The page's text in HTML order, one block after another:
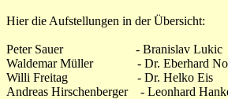
Hier die Aufstellungen in der Übersicht:
Peter Sauer -
Waldemar Müller - Dr. Eberhard
Willi Freitag - Dr.
Andreas Hirschenberger -